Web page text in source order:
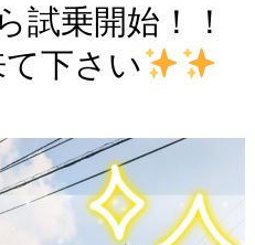
試乗開始！！
下さい